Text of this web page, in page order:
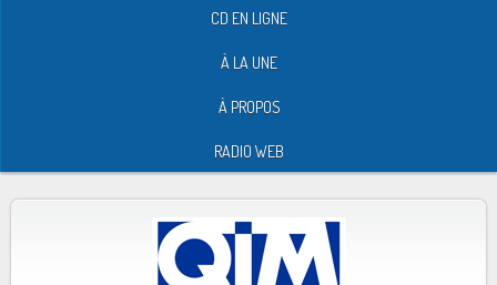
CD EN LIGNE
À LA UNE
À PROPOS
RADIO WEB